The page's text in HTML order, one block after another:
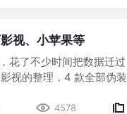
视、小苹果等
花了不少时间把数据迁过
视的整理，4 款全部伪装
4578